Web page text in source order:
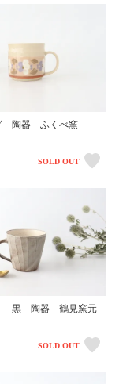
陶器 ふくべ窯
SOLD OUT
黒 陶器 鶴見窯元
SOLD OUT